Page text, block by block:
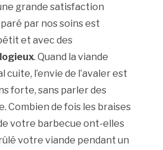
grande satisfaction
par nos soins est
et avec des
. Quand la viande
l’envie de l’avaler est
forte, sans parler des
Combien de fois les braises
votre barbecue ont-elles
votre viande pendant un